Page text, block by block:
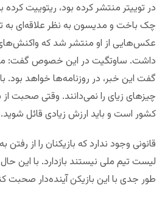
در توییتر منتشر کرده بود، ریتوییت کرده
چک باخت و مدیسون به نظر علاقه‌ای به
عکس‌هایی از او منتشر شد که
داشت. ساوتگیت در این خصوص گفت:
گفت این خبر، در روزنامه‌ها خواهد بود.
چیزهای زیای را نمی‌دانند. وقتی صحبت
کشور است و باید ارزش زیادی قائل شوید.
قانونی وجود ندارد که بازیکنان را از
لیست تیم ملی نیستند بازدارد. با این
طور جدی با این بازیکن آینده‌دار صحبت